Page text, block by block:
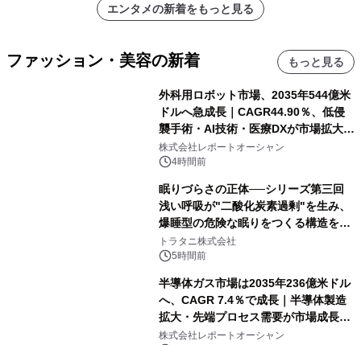
エンタメの新着をもっと見る
ファッション・美容の新着 もっと見る
外科用ロボット市場、2035年544億米
ドルへ急成長｜CAGR44.90％、低侵
襲手術・AI技術・医療DXが市場拡大を
牽引
株式会社レポートオーシャン
4時間前
眠りづらさの正体──シリーズ第三回
浅い呼吸が"二酸化炭素過剰"を生み、
爆睡型の危険な眠りをつくる構造を解
説
トラタニ株式会社
5時間前
半導体ガス市場は2035年236億米ドル
へ、CAGR 7.4％で成長｜半導体製造
拡大・先端プロセス需要が市場成長を
加速
株式会社レポートオーシャン